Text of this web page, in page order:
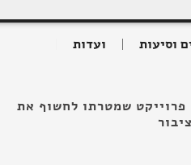
וסיעות ועדות
פרוייקט שמטרתו לחשוף את